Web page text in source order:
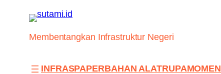
contentMembentangkan Infrastruktur Negeri
INFRASPAPERBAHAN ALATRUPAMOMEN